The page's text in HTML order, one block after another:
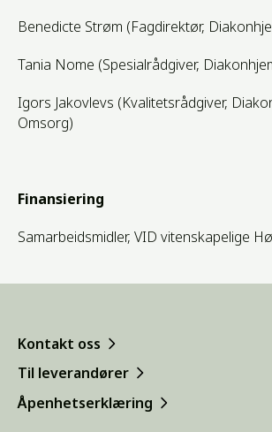
Benedicte Strøm (Fagdirektør,
Tania Nome (Spesialrådgiver,
Igors Jakovlevs (Kvalitetsrådgiver,
Omsorg)
Finansiering
Samarbeidsmidler, VID vitenskapelige
Kontakt oss
Til leverandører
Åpenhetserklæring